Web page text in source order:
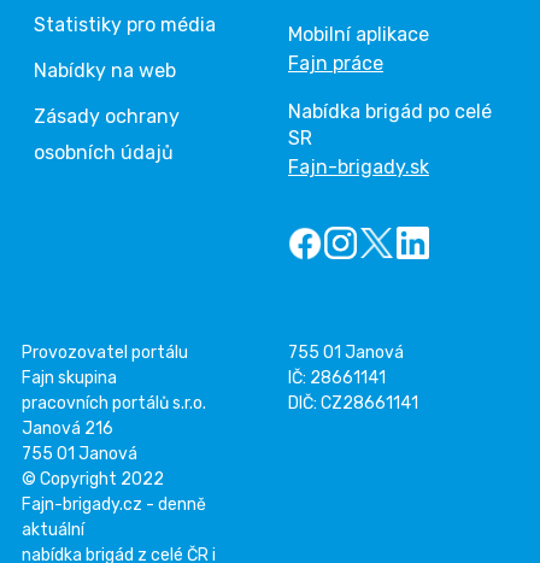
Statistiky pro média
Nabídky na web
Zásady ochrany
osobních údajů
Mobilní aplikace
Fajn práce
Nabídka brigád po celé
SR
Fajn-brigady.sk
Provozovatel portálu
Fajn skupina
pracovních portálů s.r.o.
Janová 216
755 01 Janová
755 01 Janová
IČ: 28661141
DIČ: CZ28661141
© Copyright 2022
Fajn-brigady.cz - denně
aktuální
nabídka brigád z celé ČR i